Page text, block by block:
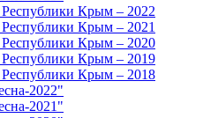
Крым – 2022
Крым – 2021
Крым – 2020
Крым – 2019
Крым – 2018
2022"
2021"